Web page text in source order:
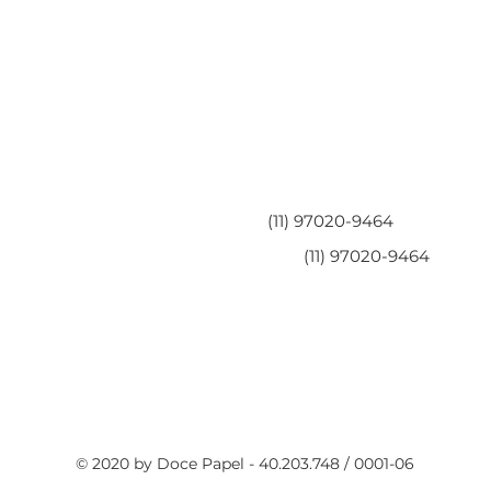
(11) 97020-9464
(11) 97020-9464
© 2020 by Doce Papel - 40.203.748 / 0001-06